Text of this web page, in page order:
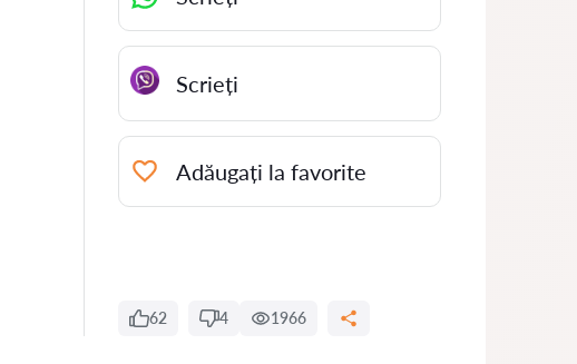
Scrieți
Adăugați la favorite
62 4 1966